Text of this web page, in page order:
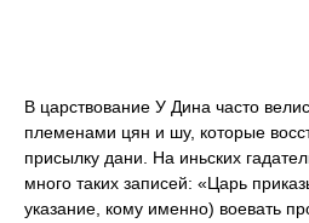
В царствование У Дина часто
племенами цян и шу, которые
присылку дани. На иньских
много таких записей: «Царь
указание, кому именно) воевать